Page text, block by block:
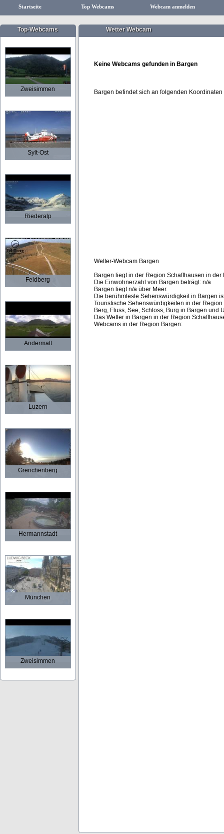
Startseite Top Webcams Webcam anmelden
Top-Webcams
Zweisimmen
Sylt-Ost
Riederalp
Feldberg
Andermatt
Luzern
Grenchenberg
Hermannstadt
München
Zweisimmen
Wetter Webcam
Keine Webcams gefunden in Bargen
Bargen befindet sich an folgenden
Wetter-Webcam Bargen
Bargen liegt in der Region Schaffhausen in der
Die Einwohnerzahl von Bargen beträgt: n/a
Bargen liegt n/a über Meer.
Die berühmteste Sehenswürdigkeit in Bargen
Touristische Sehenswürdigkeiten in der
Berg, Fluss, See, Schloss, Burg in Bargen und
Das Wetter in Bargen in der Region
Webcams in der Region Bargen: